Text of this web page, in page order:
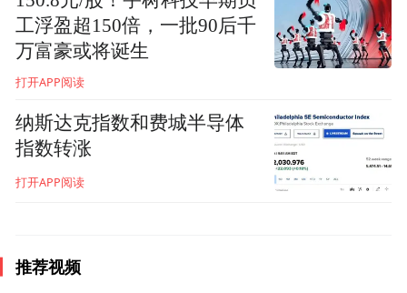
工浮盈超150倍，一批90后千
万富豪或将诞生
打开APP阅读
纳斯达克指数和费城半导体
指数转涨
打开APP阅读
推荐视频